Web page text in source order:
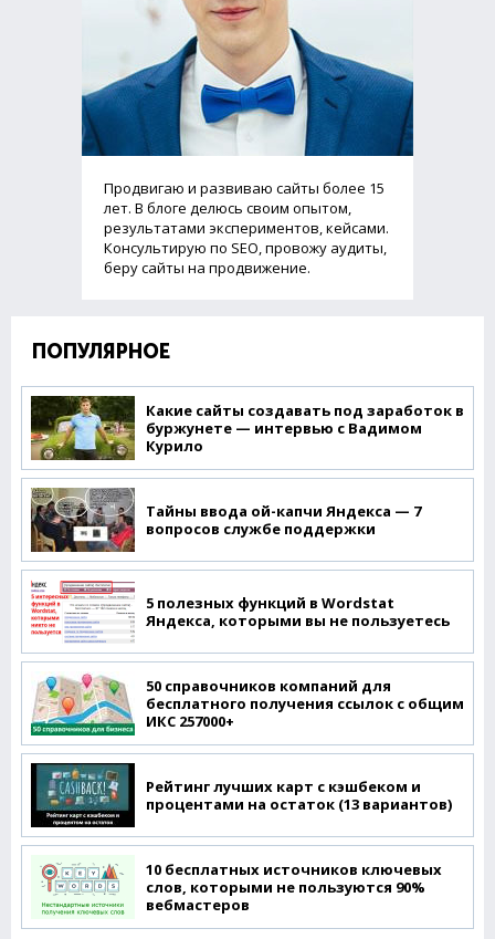
Продвигаю и развиваю сайты более 15
лет. В блоге делюсь своим опытом,
результатами экспериментов, кейсами.
Консультирую по SEO, провожу аудиты,
беру сайты на продвижение.
ПОПУЛЯРНОЕ
Какие сайты создавать под заработок в
буржунете — интервью с Вадимом
Курило
Тайны ввода ой-капчи Яндекса — 7
вопросов службе поддержки
5 полезных функций в Wordstat
Яндекса, которыми вы не пользуетесь
50 справочников компаний для
бесплатного получения ссылок с общим
ИКС 257000+
Рейтинг лучших карт с кэшбеком и
процентами на остаток (13 вариантов)
10 бесплатных источников ключевых
слов, которыми не пользуются 90%
вебмастеров